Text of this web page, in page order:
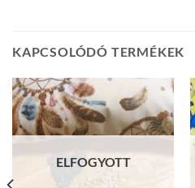
KAPCSOLÓDÓ TERMÉKEK
ELFOGYOTT